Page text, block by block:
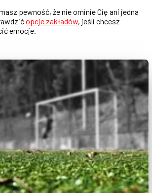
pewność, że nie ominie Cię ani jedna
opcje zakładów, jeśli chcesz
emocje.